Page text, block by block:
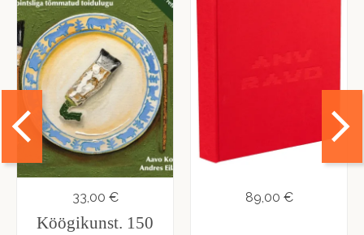
33,00 €
Köögikunst. 150
89,00 €